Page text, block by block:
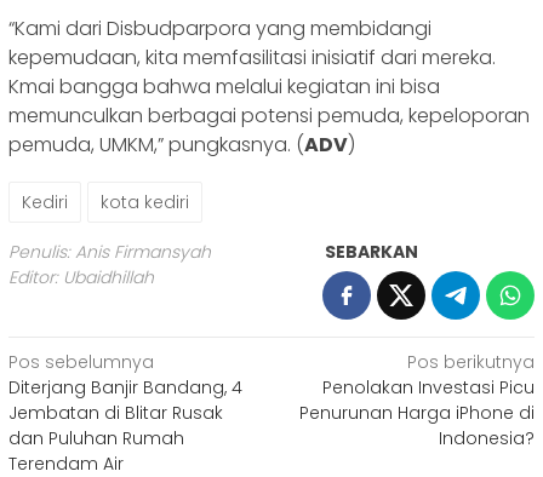
“Kami dari Disbudparpora yang membidangi
kepemudaan, kita memfasilitasi inisiatif dari mereka.
Kmai bangga bahwa melalui kegiatan ini bisa
memunculkan berbagai potensi pemuda, kepeloporan
pemuda, UMKM,” pungkasnya. (ADV)
Kediri kota kediri
Penulis: Anis Firmansyah
Editor: Ubaidhillah
SEBARKAN
Navigasi
pos
Pos sebelumnya
Diterjang Banjir Bandang, 4
Jembatan di Blitar Rusak
dan Puluhan Rumah
Terendam Air
Pos berikutnya
Penolakan Investasi Picu
Penurunan Harga iPhone di
Indonesia?